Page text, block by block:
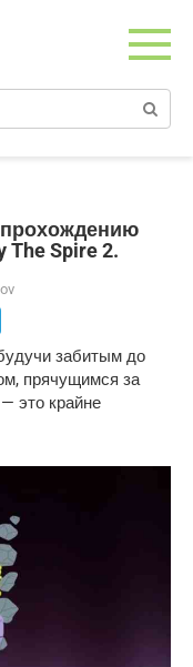
прохождению
The Spire 2.
забитым до
прячущимся за
это крайне